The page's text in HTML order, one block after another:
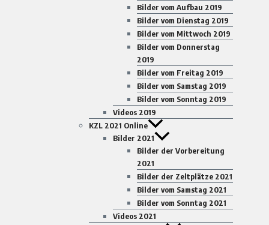
Bilder vom Aufbau 2019
Bilder vom Dienstag 2019
Bilder vom Mittwoch 2019
Bilder vom Donnerstag
2019
Bilder vom Freitag 2019
Bilder vom Samstag 2019
Bilder vom Sonntag 2019
Videos 2019
KZL 2021 Online
Bilder 2021
Bilder der Vorbereitung
2021
Bilder der Zeltplätze 2021
Bilder vom Samstag 2021
Bilder vom Sonntag 2021
Videos 2021